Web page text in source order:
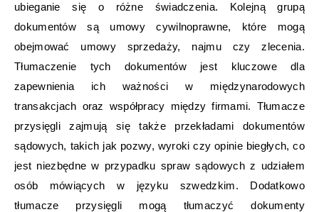
ubieganie się o różne świadczenia. Kolejną grupą
dokumentów są umowy cywilnoprawne, które mogą
obejmować umowy sprzedaży, najmu czy zlecenia.
Tłumaczenie tych dokumentów jest kluczowe dla
zapewnienia ich ważności w międzynarodowych
transakcjach oraz współpracy między firmami. Tłumacze
przysięgli zajmują się także przekładami dokumentów
sądowych, takich jak pozwy, wyroki czy opinie biegłych, co
jest niezbędne w przypadku spraw sądowych z udziałem
osób mówiących w języku szwedzkim. Dodatkowo
tłumacze przysięgli mogą tłumaczyć dokumenty